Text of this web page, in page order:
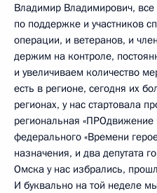
Владимир Владимирович,
по поддержке и участников
операции, и ветеранов, и
держим на контроле,
и увеличиваем количество
есть в регионе, сегодня их
регионах, у нас стартовала
региональная
федерального «Времени
назначения, и два депутата
Омска у нас избрались,
И буквально на той неделе